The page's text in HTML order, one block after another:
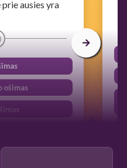
ausies yra
ošimas